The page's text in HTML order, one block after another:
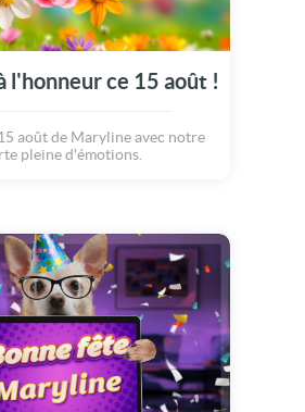
l'honneur ce 15 août !
août de Maryline avec notre
pleine d'émotions.